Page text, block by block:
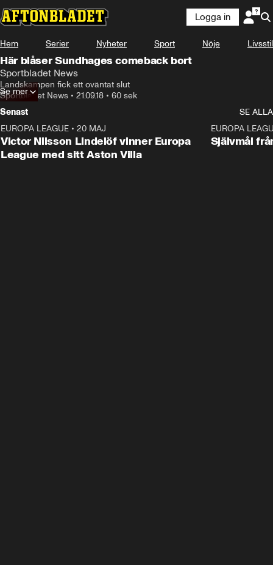
Logga in
Hem Serier Nyheter Sport Nöje Livsstil
Här blåser Sundhages comeback bort
Sportbladet News
Landskampen fick ett oväntat slut
Sportbladet News • 21.09.18 • 60 sek
Se mer
Senast
SE ALLA
EUROPA LEAGUE • 20 MAJ
Victor Nilsson Lindelöf vinner Europa
League med sitt Aston Villa
EUROPA
Självmål